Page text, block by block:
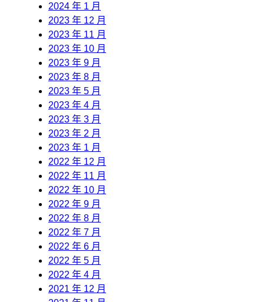
2024 年 1 月
2023 年 12 月
2023 年 11 月
2023 年 10 月
2023 年 9 月
2023 年 8 月
2023 年 5 月
2023 年 4 月
2023 年 3 月
2023 年 2 月
2023 年 1 月
2022 年 12 月
2022 年 11 月
2022 年 10 月
2022 年 9 月
2022 年 8 月
2022 年 7 月
2022 年 6 月
2022 年 5 月
2022 年 4 月
2021 年 12 月